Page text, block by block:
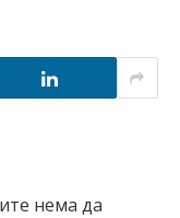
нема да